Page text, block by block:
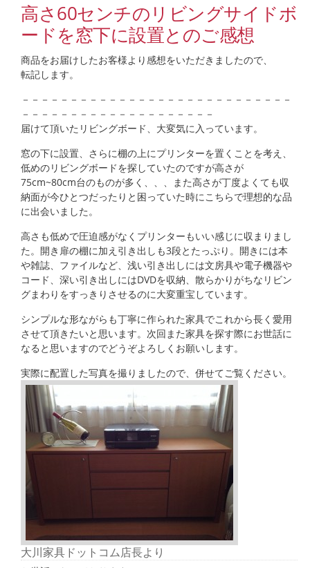
高さ60センチのリビングサイドボ
ードを窓下に設置とのご感想
商品をお届けしたお客様より感想をいただきましたので、
転記します。
－－－－－－－－－－－－－－－－－－－－－－－－－－－－
－－－－－－－－－－－－－－－－－－－－
届けて頂いたリビングボード、大変気に入っています。
窓の下に設置、さらに棚の上にプリンターを置くことを考え、
低めのリビングボードを探していたのですが高さが
75cm~80cm台のものが多く、、、また高さが丁度よくても収
納面が今ひとつだったりと困っていた時にこちらで理想的な品
に出会いました。
高さも低めで圧迫感がなくプリンターもいい感じに収まりまし
た。開き扉の棚に加え引き出しも3段とたっぷり。開きには本
や雑誌、ファイルなど、浅い引き出しには文房具や電子機器や
コード、深い引き出しにはDVDを収納、散らかりがちなリビン
グまわりをすっきりさせるのに大変重宝しています。
シンプルな形ながらも丁寧に作られた家具でこれから長く愛用
させて頂きたいと思います。次回また家具を探す際にお世話に
なると思いますのでどうぞよろしくお願いします。
実際に配置した写真を撮りましたので、併せてご覧ください。
大川家具ドットコム店長より